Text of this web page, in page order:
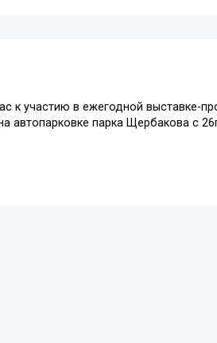
к участию в ежегодной выставке-
автопарковке парка Щербакова с